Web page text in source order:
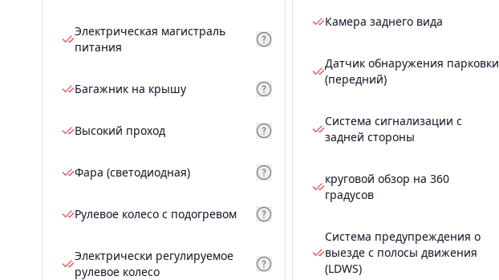
Электрическая магистраль
питания
Багажник на крышу
Высокий проход
Фара (светодиодная)
Рулевое колесо с подогревом
Электрически регулируемое
рулевое колесо
Камера заднего вида
Датчик обнаружения парковки
(передний)
Система сигнализации с
задней стороны
круговой обзор на 360
градусов
Система предупреждения о
выезде с полосы движения
(LDWS)